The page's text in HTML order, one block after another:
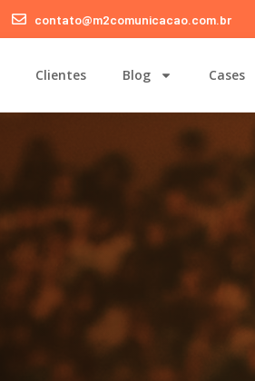
contato@m2comunicacao.com.br
Clientes Blog Cases